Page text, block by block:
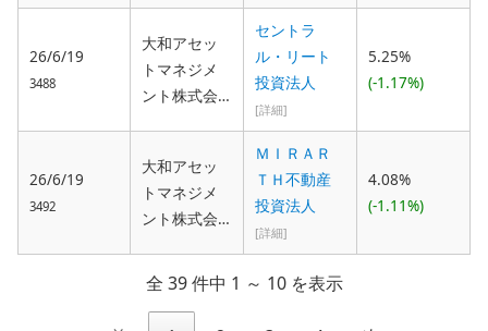
社
26/6/19
3488
大和アセッ
トマネジメ
ント株式会
セントラ
ル・リート
投資法人
[詳細]
5.25%
(-1.17%)
26/6/19
3492
大和アセッ
トマネジメ
ント株式会
ＭＩＲＡＲ
ＴＨ不動産
投資法人
[詳細]
4.08%
(-1.11%)
全 39 件中 1 ～ 10 を表示